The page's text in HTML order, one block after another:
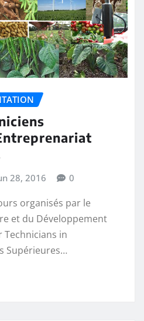
28, 2016 0
organisés par le
et du Développement
Technicians in
Supérieures…